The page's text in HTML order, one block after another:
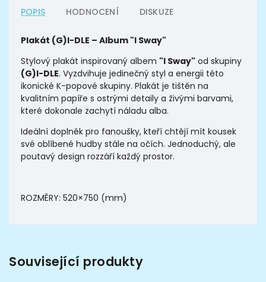
POPIS HODNOCENÍ DISKUZE
Plakát (G)I-DLE – Album "I Sway"
Stylový plakát inspirovaný albem "I Sway" od skupiny
(G)I-DLE. Vyzdvihuje jedinečný styl a energii této
ikonické K-popové skupiny. Plakát je tištěn na
kvalitním papíře s ostrými detaily a živými barvami,
které dokonale zachytí náladu alba.
Ideální doplněk pro fanoušky, kteří chtějí mít kousek
své oblíbené hudby stále na očích. Jednoduchý, ale
poutavý design rozzáří každý prostor.
ROZMĚRY: 520×750 (mm)
Související produkty